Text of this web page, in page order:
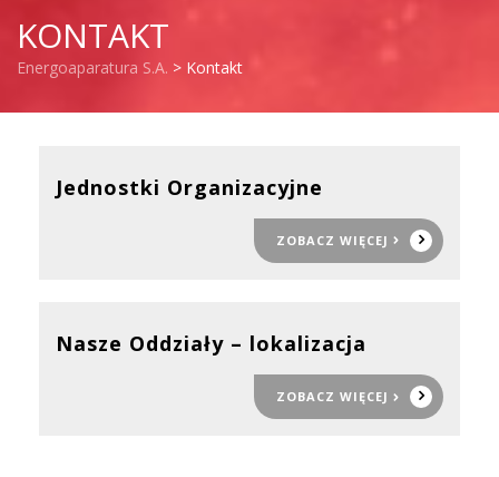
KONTAKT
Energoaparatura S.A. > Kontakt
Jednostki Organizacyjne
ZOBACZ WIĘCEJ
Nasze Oddziały – lokalizacja
ZOBACZ WIĘCEJ